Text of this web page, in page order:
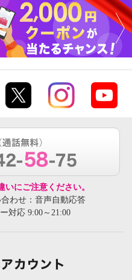
にご注意ください。
わせ：音声自動応答
対応 9:00～21:00